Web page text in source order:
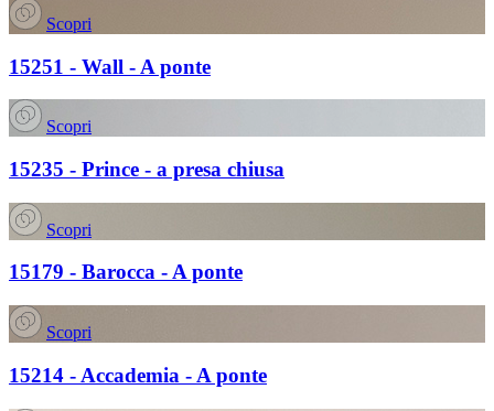
Scopri
15251 - Wall - A ponte
Scopri
15235 - Prince - a presa chiusa
Scopri
15179 - Barocca - A ponte
Scopri
15214 - Accademia - A ponte